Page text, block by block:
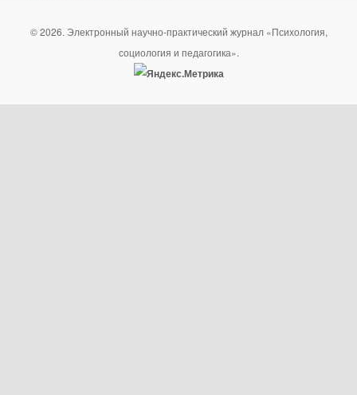
© 2026. Электронный научно-практический журнал «Психология,
социология и педагогика».